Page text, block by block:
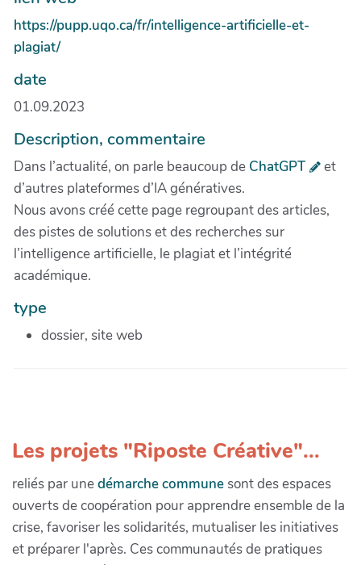
https://pupp.uqo.ca/fr/intelligence-artificielle-et-
plagiat/
date
01.09.2023
Description, commentaire
Dans l’actualité, on parle beaucoup de ChatGPT
et
d’autres plateformes d’IA génératives.
Nous avons créé cette page regroupant des articles,
des pistes de solutions et des recherches sur
l’intelligence artificielle, le plagiat et l’intégrité
académique.
type
dossier, site web